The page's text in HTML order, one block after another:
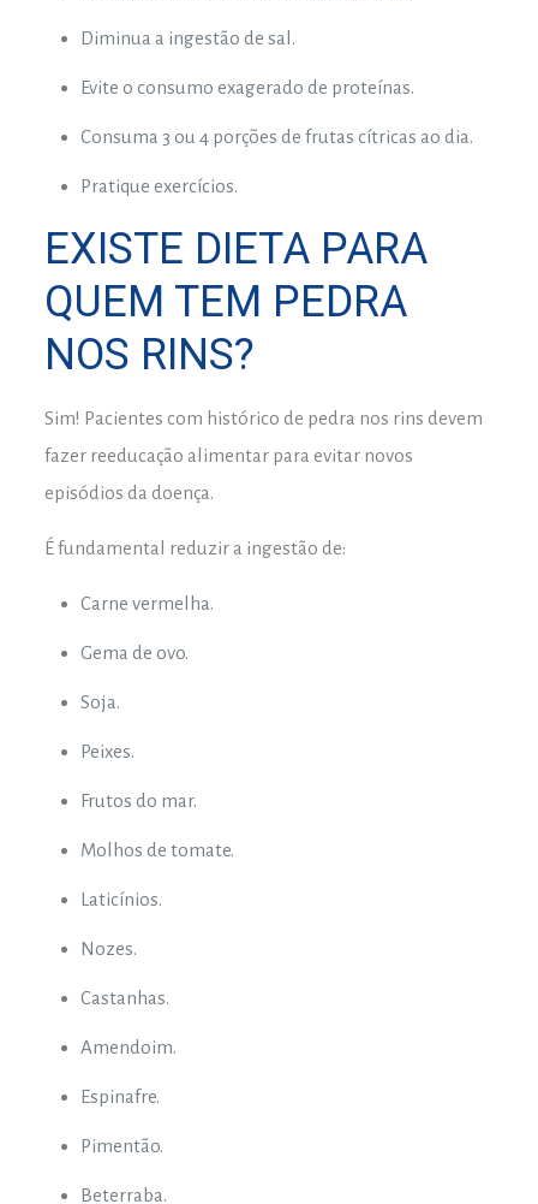
Diminua a ingestão de sal.
Evite o consumo exagerado de proteínas.
Consuma 3 ou 4 porções de frutas cítricas ao dia.
Pratique exercícios.
EXISTE DIETA PARA
QUEM TEM PEDRA
NOS RINS?
Sim! Pacientes com histórico de pedra nos rins devem
fazer reeducação alimentar para evitar novos
episódios da doença.
É fundamental reduzir a ingestão de:
Carne vermelha.
Gema de ovo.
Soja.
Peixes.
Frutos do mar.
Molhos de tomate.
Laticínios.
Nozes.
Castanhas.
Amendoim.
Espinafre.
Pimentão.
Beterraba.